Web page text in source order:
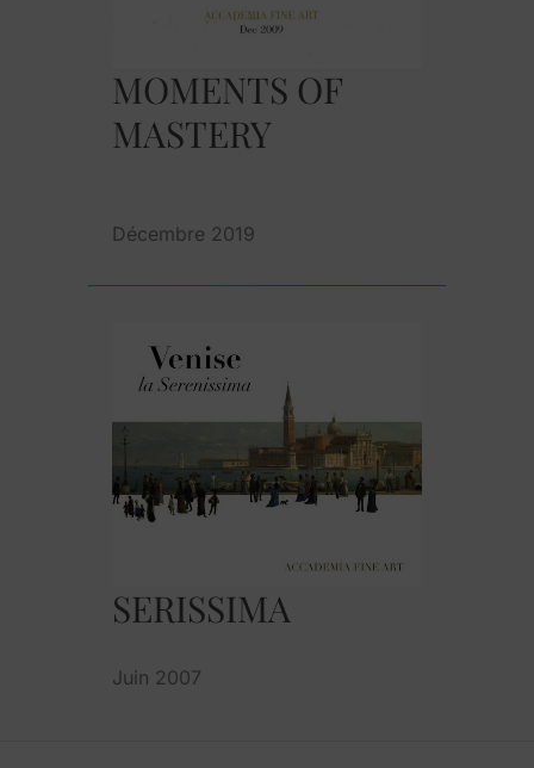
MOMENTS OF
MASTERY
Décembre 2019
SERISSIMA
Juin 2007